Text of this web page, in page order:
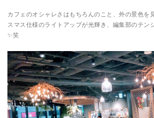
カフェのオシャレさはもちろんのこと、外の景色を
スマス仕様のライトアップが光輝き、編集部のテン
✨笑